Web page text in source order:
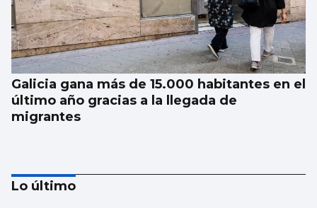
Galicia gana más de 15.000 habitantes en el
último año gracias a la llegada de
migrantes
Lo último